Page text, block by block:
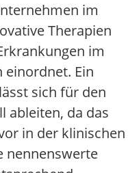
im
Therapien
im
einordnet. Ein
sich für den
ableiten, da das
in der klinischen
nennenswerte